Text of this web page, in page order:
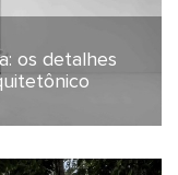
os detalhes